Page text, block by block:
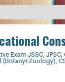
Exam JSSC, JPSC,
(Botany+Zoology),